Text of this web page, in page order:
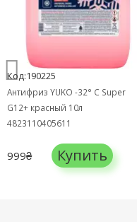
Код:190225
Антифриз YUKO -32° C Super
G12+ красный 10л
4823110405611
999₴ Купить